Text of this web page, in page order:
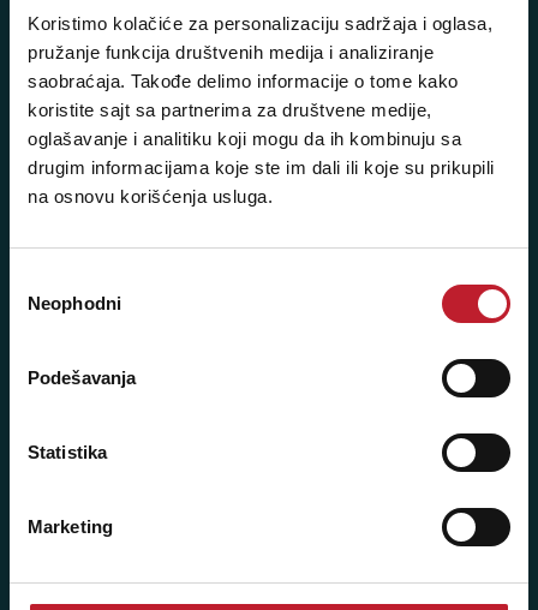
Koristimo kolačiće za personalizaciju sadržaja i oglasa,
pružanje funkcija društvenih medija i analiziranje
saobraćaja. Takođe delimo informacije o tome kako
koristite sajt sa partnerima za društvene medije,
oglašavanje i analitiku koji mogu da ih kombinuju sa
drugim informacijama koje ste im dali ili koje su prikupili
na osnovu korišćenja usluga.
сагласности
Neophodni
Podešavanja
Statistika
Marketing
+381 11 3347 442
+381 11 3347 615
+381 11 3347 883
+381 11 2688 067
Radno vreme:
Subota: 10:00 - 17:00
Novi Beograd - Milutina Milankovića 120D
Telefoni: